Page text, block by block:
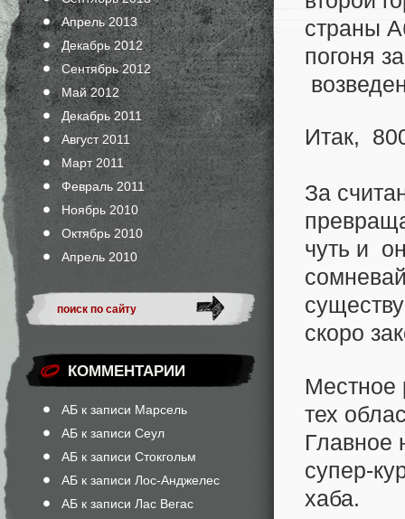
Апрель 2013
Декабрь 2012
Сентябрь 2012
Май 2012
Декабрь 2011
Август 2011
Март 2011
Февраль 2011
Ноябрь 2010
Октябрь 2010
Апрель 2010
КОММЕНТАРИИ
АБ к записи Марсель
АБ к записи Сеул
АБ к записи Стокгольм
АБ к записи Лос-Анджелес
АБ к записи Лас Вегас
страны
погоня
Итак,
За
чуть и
скоро
Местное
тех
Главное
супер-
хаба.